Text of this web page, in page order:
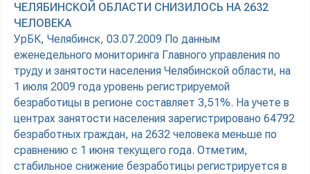
ЧЕЛЯБИНСКОЙ ОБЛАСТИ СНИЗИЛОСЬ НА 2632
ЧЕЛОВЕКА
УрБК, Челябинск, 03.07.2009 По данным
еженедельного мониторинга Главного управления по
труду и занятости населения Челябинской области, на
1 июля 2009 года уровень регистрируемой
безработицы в регионе составляет 3,51%. На учете в
центрах занятости населения зарегистрировано 64792
безработных граждан, на 2632 человека меньше по
сравнению с 1 июня текущего года. Отметим,
стабильное снижение безработицы регистрируется в